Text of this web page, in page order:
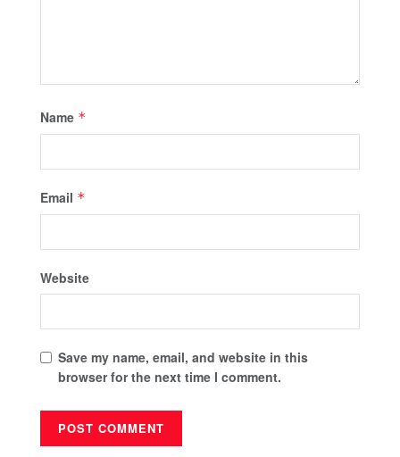
Name *
Email *
Website
Save my name, email, and website in this
browser for the next time I comment.